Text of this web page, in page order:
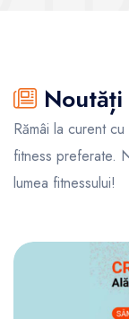
Rămâi la curent
fitness preferate.
lumea fitnessului!